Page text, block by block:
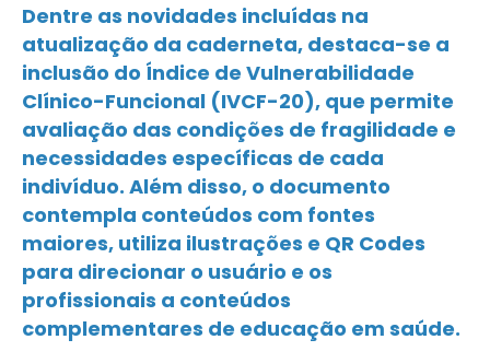
Dentre as novidades incluídas na
atualização da caderneta, destaca-se a
inclusão do Índice de Vulnerabilidade
Clínico-Funcional (IVCF-20), que permite
avaliação das condições de fragilidade e
necessidades específicas de cada
indivíduo. Além disso, o documento
contempla conteúdos com fontes
maiores, utiliza ilustrações e QR Codes
para direcionar o usuário e os
profissionais a conteúdos
complementares de educação em saúde.